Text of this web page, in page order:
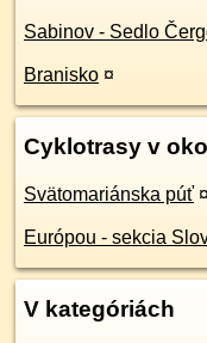
Sabinov - Sedlo
Branisko ¤
Cyklotrasy v
Svätomariánska púť ¤
Európou - sekcia
V kategóriách